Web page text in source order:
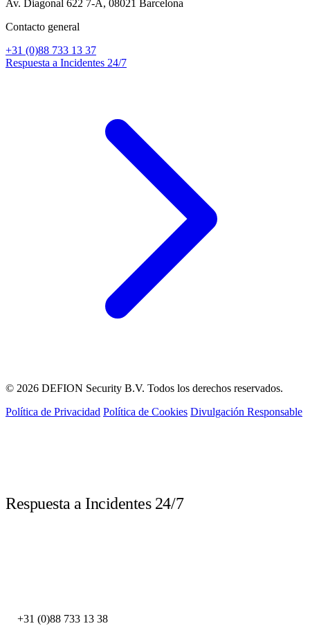
Av. Diagonal 622 7-A, 08021 Barcelona
Contacto general
+31 (0)88 733 13 37
Respuesta a Incidentes 24/7
© 2026 DEFION Security B.V. Todos los derechos reservados.
Política de Privacidad Política de Cookies Divulgación Responsable
Respuesta a Incidentes 24/7
+31 (0)88 733 13 38